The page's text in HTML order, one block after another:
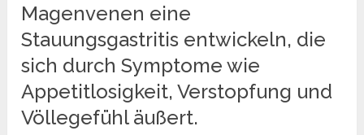
Magenvenen eine
Stauungsgastritis entwickeln, die
sich durch Symptome wie
Appetitlosigkeit, Verstopfung und
Völlegefühl äußert.